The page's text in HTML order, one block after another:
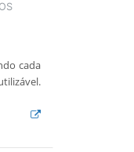
cada